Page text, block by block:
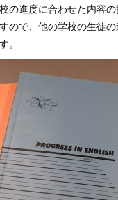
進度に合わせた内容の
ので、他の学校の生徒の
。